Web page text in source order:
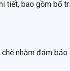
tiết, bao gồm
nhằm đảm